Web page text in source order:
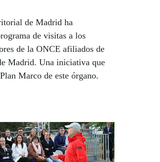
de Madrid ha
de visitas a los
de la ONCE afiliados de
Madrid. Una iniciativa que
Marco de este órgano.